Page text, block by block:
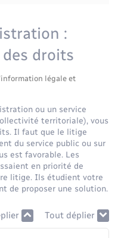
de l’espace
:
droits
légale et
ou un service
territoriale), vous
Il faut que le litige
du service public ou sur
est favorable. Les
en priorité de
litige. Ils étudient votre
de proposer une solution.
Tout déplier